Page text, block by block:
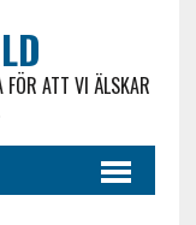
ATT VI ÄLSKAR